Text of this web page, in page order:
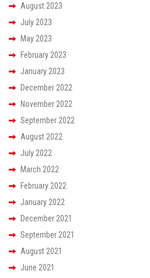
August 2023
July 2023
May 2023
February 2023
January 2023
December 2022
November 2022
September 2022
August 2022
July 2022
March 2022
February 2022
January 2022
December 2021
September 2021
August 2021
June 2021